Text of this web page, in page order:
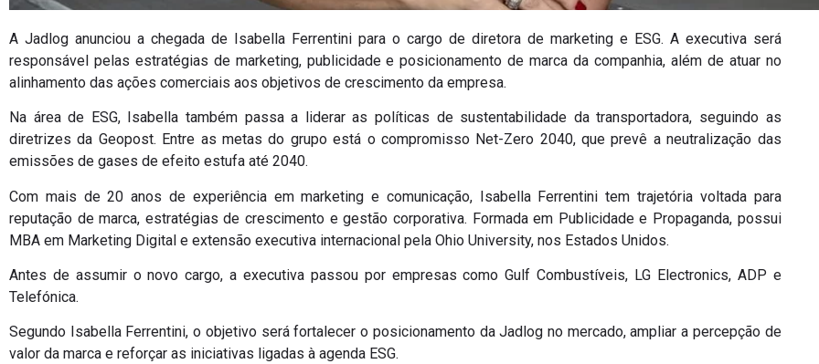
A Jadloganunciou a chegada de Isabella Ferrentini para o cargo de diretora de marketing e ESG. A executiva será
responsável pelas estratégias de marketing, publicidade e posicionamento de marca da companhia, além de atuar no
alinhamento das ações comerciais aos objetivos de crescimento da empresa.
Na área de ESG, Isabella também passa a liderar as políticas de sustentabilidade da transportadora, seguindo as
diretrizes da Geopost. Entre as metas do grupo está o compromisso Net-Zero 2040, que prevê a neutralização das
emissões de gases de efeito estufa até 2040.
Com mais de 20 anos de experiência em marketing e comunicação, Isabella Ferrentini tem trajetória voltada para
reputação de marca, estratégias de crescimento e gestão corporativa. Formada em Publicidade e Propaganda, possui
MBA em Marketing Digital e extensão executiva internacional pela Ohio University, nos Estados Unidos.
Antes de assumir o novo cargo, a executiva passou por empresas comoGulf Combustíveis, LG Electronics, ADP e
Telefónica.
Segundo Isabella Ferrentini, o objetivo será fortalecer o posicionamento da Jadlog no mercado, ampliar a percepção de
valor da marca e reforçar as iniciativas ligadas à agenda ESG.